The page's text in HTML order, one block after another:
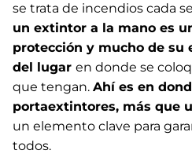
se trata de incendios cada
un extintor a la mano es
protección y mucho de su
del lugar en donde se
que tengan. Ahí es en
portaextintores, más que
un elemento clave para
todos.